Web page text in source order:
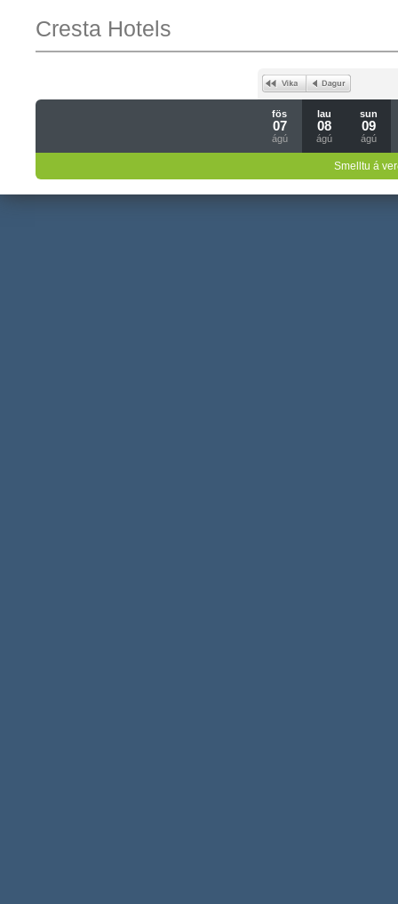
Cresta Hotels
fös
07
ágú
lau
08
ágú
sun
09
ágú
Smelltu á